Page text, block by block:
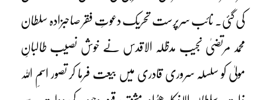
کی گئی۔ نائب سرپرست تحریک دعوتِ فقر صاحبزادہ سلطان
محمد مرتضیٰ نجیب مدظلہ الاقدس نے خوش نصیب طالبانِ
مولیٰ کو سلسلہ سروری قادری میں بیعت فرما کر تصور اسمِ اللہ